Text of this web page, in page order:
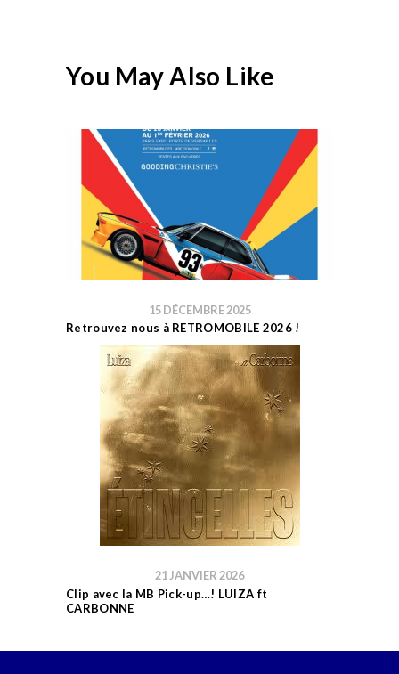
You May Also Like
15 DÉCEMBRE 2025
Retrouvez nous à RETROMOBILE 2026 !
21 JANVIER 2026
Clip avec la MB Pick-up…! LUIZA ft
CARBONNE